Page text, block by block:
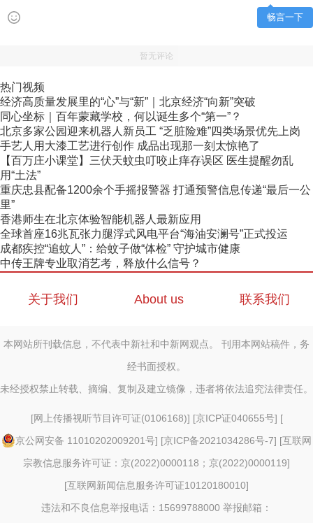
畅言一下
暂无评论
热门视频
经济高质量发展里的“心”与“新”｜北京经济“向新”突破
同心坐标｜百年蒙藏学校，何以诞生多个“第一”？
北京多家公园迎来机器人新员工 “乏脏险难”四类场景优先上岗
手艺人用大漆工艺进行创作 成品出现那一刻太惊艳了
【百万庄小课堂】三伏天蚊虫叮咬止痒存误区 医生提醒勿乱
用“土法”
重庆忠县配备1200余个手摇报警器 打通预警信息传递“最后一公
里”
香港师生在北京体验智能机器人最新应用
全球首座16兆瓦张力腿浮式风电平台“海油安澜号”正式投运
成都疾控“追蚊人”：给蚊子做“体检” 守护城市健康
中传王牌专业取消艺考，释放什么信号？
关于我们 About us 联系我们
本网站所刊载信息，不代表中新社和中新网观点。 刊用本网站稿件，务
经书面授权。
未经授权禁止转载、摘编、复制及建立镜像，违者将依法追究法律责任。
[网上传播视听节目许可证(0106168)] [京ICP证040655号] [
京公网安备 11010202009201号] [京ICP备2021034286号-7] [互联网
宗教信息服务许可证：京(2022)0000118；京(2022)0000119]
[互联网新闻信息服务许可证10120180010]
违法和不良信息举报电话：15699788000 举报邮箱：